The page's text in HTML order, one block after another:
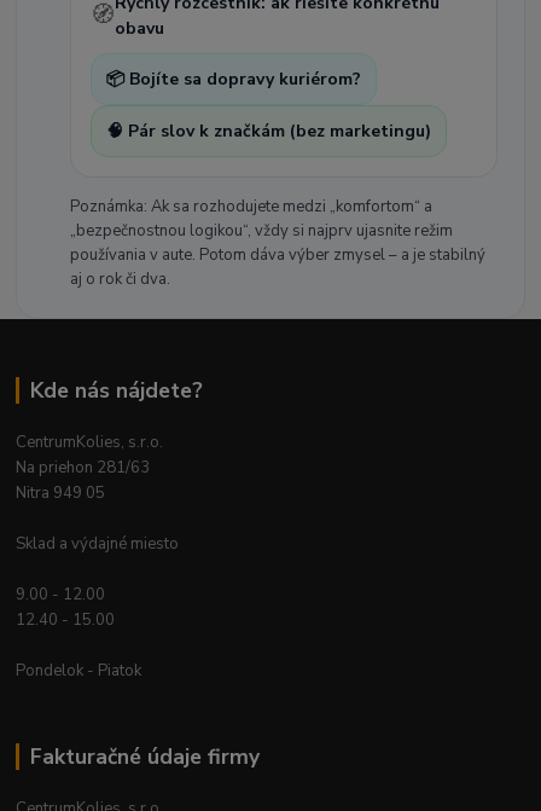
🧭obavu
📦 Bojíte sa dopravy kuriérom?
🧠 Pár slov k značkám (bez marketingu)
Poznámka: Ak sa rozhodujete medzi „komfortom“ a
„bezpečnostnou logikou“, vždy si najprv ujasnite režim
používania v aute. Potom dáva výber zmysel – a je stabilný
aj o rok či dva.
Kde nás nájdete?
CentrumKolies, s.r.o.
Na priehon 281/63
Nitra 949 05
Sklad a výdajné miesto
9.00 - 12.00
12.40 - 15.00
Pondelok - Piatok
Fakturačné údaje firmy